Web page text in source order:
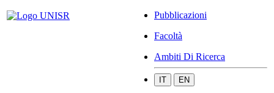
Pubblicazioni
Facoltà
Ambiti Di Ricerca
IT EN